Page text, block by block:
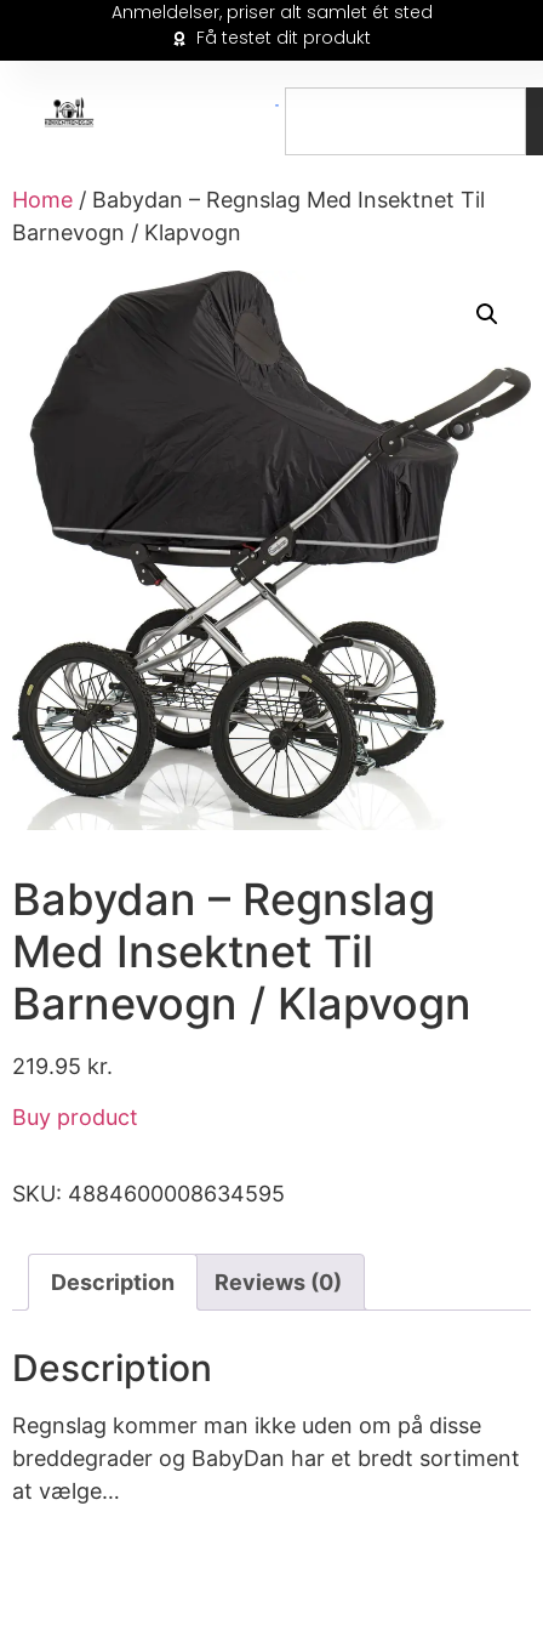
Anmeldelser, priser alt samlet ét sted
Få testet dit produkt
Home / Babydan – Regnslag Med Insektnet Til
Barnevogn / Klapvogn
Babydan – Regnslag
Med Insektnet Til
Barnevogn / Klapvogn
219.95 kr.
Buy product
SKU: 4884600008634595
Description Reviews (0)
Description
Regnslag kommer man ikke uden om på disse
breddegrader og BabyDan har et bredt sortiment
at vælge…